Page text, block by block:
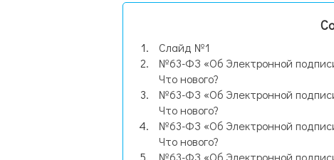
Слайд №1
№63-ФЗ «Об Электронной
Что нового?
№63-ФЗ «Об Электронной
Что нового?
№63-ФЗ «Об Электронной
Что нового?
№63-ФЗ «Об Электронной